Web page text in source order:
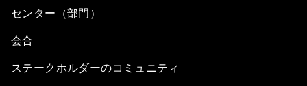
センター（部門）
会合
ステークホルダーのコミュニティ